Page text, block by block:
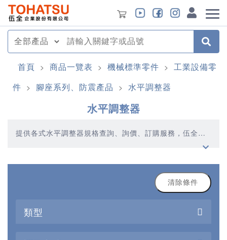
首頁 > 商品一覽表 > 機械標準零件 > 工業設備零
件 > 腳座系列、防震產品 > 水平調整器
水平調整器
提供各式水平調整器規格查詢、詢價、訂購服務，伍全企
業深耕模具產業多年，秉持著優質品質、合理價格、多元
清除條件
類型